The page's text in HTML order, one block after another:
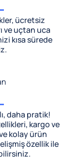
ücretsiz
ve uçtan uca
kısa sürede
daha pratik!
kargo ve
kolay ürün
özellik ile